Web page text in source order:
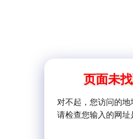
页面未找
对不起，您访问的地
请检查您输入的网址